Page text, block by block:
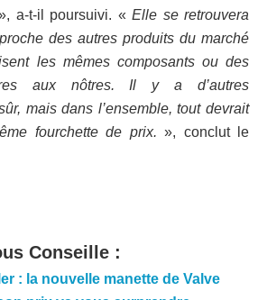
a-t-il poursuivi. «Elle se retrouvera
des autres produits du marché
les mêmes composants ou des
aux nôtres. Il y a d’autres
mais dans l’ensemble, tout devrait
fourchette de prix. », conclut le
Conseille :
: la nouvelle manette de Valve